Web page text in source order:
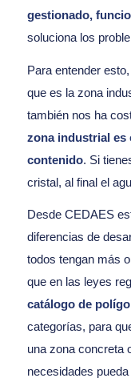
gestionado,
soluciona los
Para entender
que es la zona
también nos ha
zona industrial es
contenido. Si
cristal, al final el
Desde CEDAES
diferencias de
todos tengan más
que en las leyes
catálogo de
categorías, para
una zona concreta
necesidades